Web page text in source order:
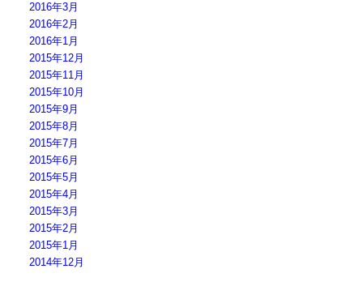
2016年3月
2016年2月
2016年1月
2015年12月
2015年11月
2015年10月
2015年9月
2015年8月
2015年7月
2015年6月
2015年5月
2015年4月
2015年3月
2015年2月
2015年1月
2014年12月